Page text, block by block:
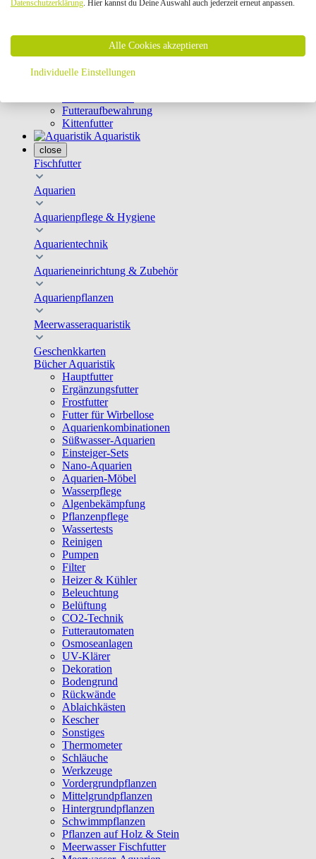
Geschirre & Leinen
Schutznetze
Kippfensterschutz
Katzenkameras
Futternäpfe
Futteraufbewahrung
Kittenfutter
Aquaristik
close
Fischfutter
Aquarien
Aquarienpflege & Hygiene
Aquarientechnik
Aquarieneinrichtung & Zubehör
Aquarienpflanzen
Meerwasseraquaristik
Geschenkkarten
Bücher Aquaristik
Hauptfutter
Ergänzungsfutter
Frostfutter
Futter für Wirbellose
Aquarienkombinationen
Süßwasser-Aquarien
Einsteiger-Sets
Nano-Aquarien
Aquarien-Möbel
Wasserpflege
Algenbekämpfung
Pflanzenpflege
Wassertests
Reinigen
Pumpen
Filter
Heizer & Kühler
Beleuchtung
Belüftung
CO2-Technik
Futterautomaten
Osmoseanlagen
UV-Klärer
Dekoration
Bodengrund
Rückwände
Ablaichkästen
Kescher
Sonstiges
Thermometer
Schläuche
Werkzeuge
Vordergrundpflanzen
Mittelgrundpflanzen
Hintergrundpflanzen
Schwimmpflanzen
Pflanzen auf Holz & Stein
Meerwasser Fischfutter
Datenschutzerklärung. Hier kannst du Deine Auswahl auch jederzeit erneut anpassen.
Alle Cookies akzeptieren
Individuelle Einstellungen